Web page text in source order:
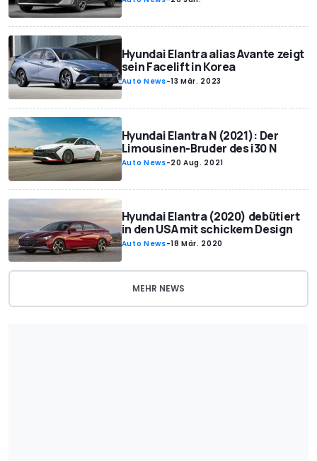
Hyundai Elantra alias Avante zeigt
sein Facelift in Korea
Auto News-13 Mär. 2023
Hyundai Elantra N (2021): Der
Limousinen-Bruder des i30 N
Auto News-20 Aug. 2021
Hyundai Elantra (2020) debütiert
in den USA mit schickem Design
Auto News-18 Mär. 2020
MEHR NEWS